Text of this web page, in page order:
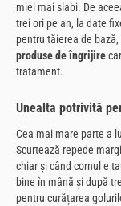
miei mai slabi. De
trei ori pe an, la date
pentru tăierea de
produse de îngrijire
tratament.
Unealta potrivită
Cea mai mare parte a
Scurtează repede
chiar și când cornul e
bine în mână și după
pentru curățarea